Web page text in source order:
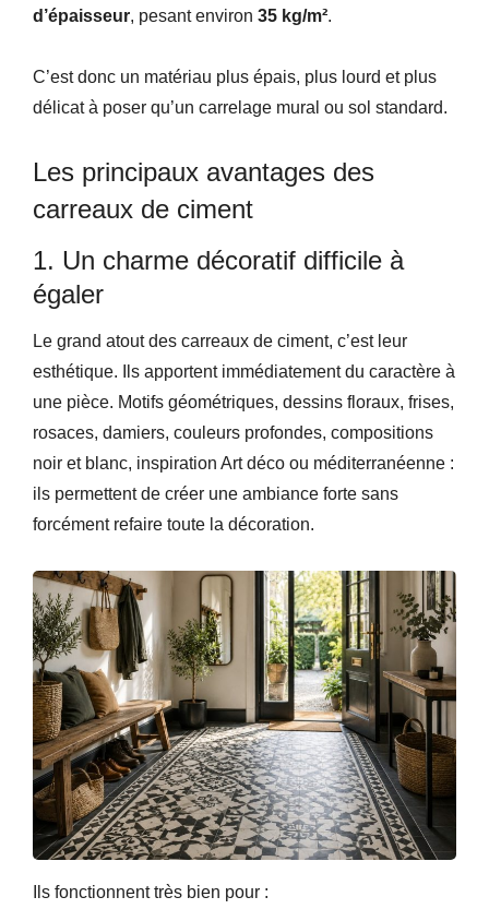
d’épaisseur, pesant environ 35 kg/m².
C’est donc un matériau plus épais, plus lourd et plus
délicat à poser qu’un carrelage mural ou sol standard.
Les principaux avantages des
carreaux de ciment
1. Un charme décoratif difficile à
égaler
Le grand atout des carreaux de ciment, c’est leur
esthétique. Ils apportent immédiatement du caractère à
une pièce. Motifs géométriques, dessins floraux, frises,
rosaces, damiers, couleurs profondes, compositions
noir et blanc, inspiration Art déco ou méditerranéenne :
ils permettent de créer une ambiance forte sans
forcément refaire toute la décoration.
Ils fonctionnent très bien pour :